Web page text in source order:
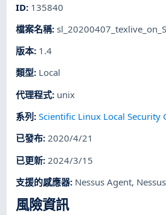
ID: 135840
檔案名稱:
版本: 1.4
類型: Local
代理程式: unix
系列 :Scientific Linux Local Security
已發布:2020/4/21
已更新: 2024/3/15
支援的感應器: Nessus Agent, Nessus
風險資訊